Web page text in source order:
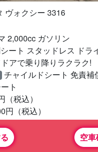
ヴォクシー 3316
2,000cc ガソリン
ート スタッドレス ドラ
アで乗り降りラクラク!
チャイルドシート 免責補
ト
税込）
（税込）
空